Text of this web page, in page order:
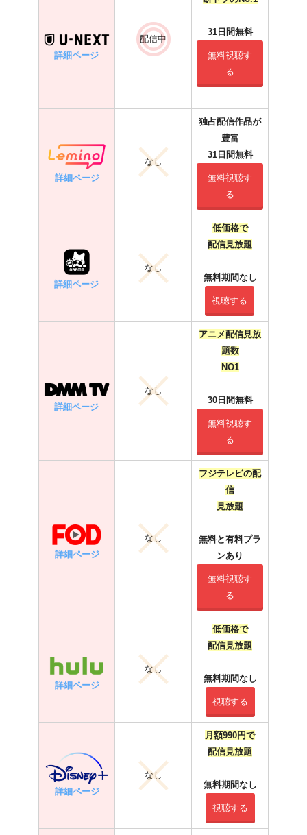
詳細ページ
配信中
31日間無料
無料視聴す
る
詳細ページ
なし
独占配信作品が
豊富
31日間無料
無料視聴す
る
詳細ページ
なし
低価格で
配信見放題
無料期間なし
視聴する
詳細ページ
なし
アニメ配信見放
題数
NO1
30日間無料
無料視聴す
る
詳細ページ
なし
フジテレビの配
信
見放題
無料と有料プラ
ンあり
無料視聴す
る
詳細ページ
なし
低価格で
配信見放題
無料期間なし
視聴する
詳細ページ
なし
月額990円で
配信見放題
無料期間なし
視聴する